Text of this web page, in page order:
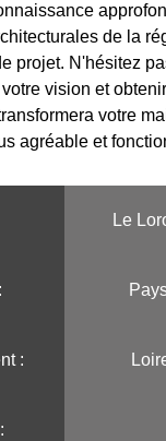
de la
projet. N'hésitez
vision et
votre
agréable et
Le
: